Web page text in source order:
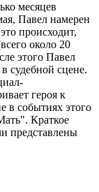
месяцев
Павел намерен
происходит,
около 20
этого Павел
судебной сцене.
героя к
в событиях этого
Краткое
представлены